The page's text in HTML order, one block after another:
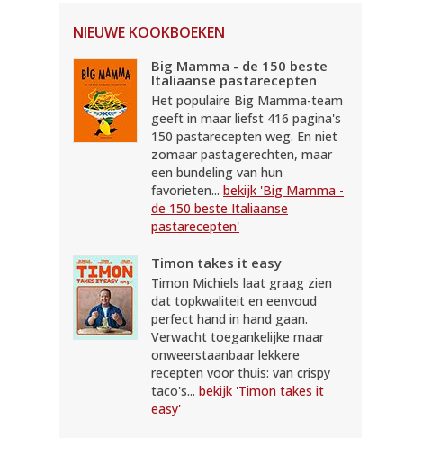
NIEUWE KOOKBOEKEN
Big Mamma - de 150 beste
Italiaanse pastarecepten
Het populaire Big Mamma-team
geeft in maar liefst 416 pagina's
150 pastarecepten weg. En niet
zomaar pastagerechten, maar
een bundeling van hun
favorieten... bekijk 'Big Mamma -
de 150 beste Italiaanse
pastarecepten'
Timon takes it easy
Timon Michiels laat graag zien
dat topkwaliteit en eenvoud
perfect hand in hand gaan.
Verwacht toegankelijke maar
onweerstaanbaar lekkere
recepten voor thuis: van crispy
taco's... bekijk 'Timon takes it
easy'